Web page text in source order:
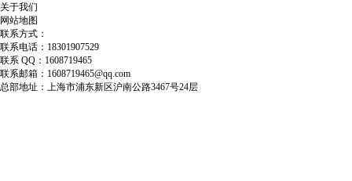
关于我们
网站地图
联系方式：
联系电话：18301907529
联系 QQ：1608719465
联系邮箱：1608719465@qq.com
总部地址：上海市浦东新区沪南公路3467号24层